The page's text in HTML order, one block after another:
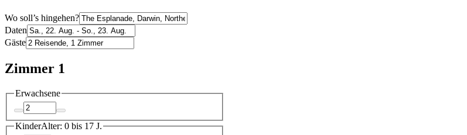
Wo soll’s hingehen?
Daten
Gäste
Zimmer 1
Erwachsene
KinderAlter: 0 bis 17 J.